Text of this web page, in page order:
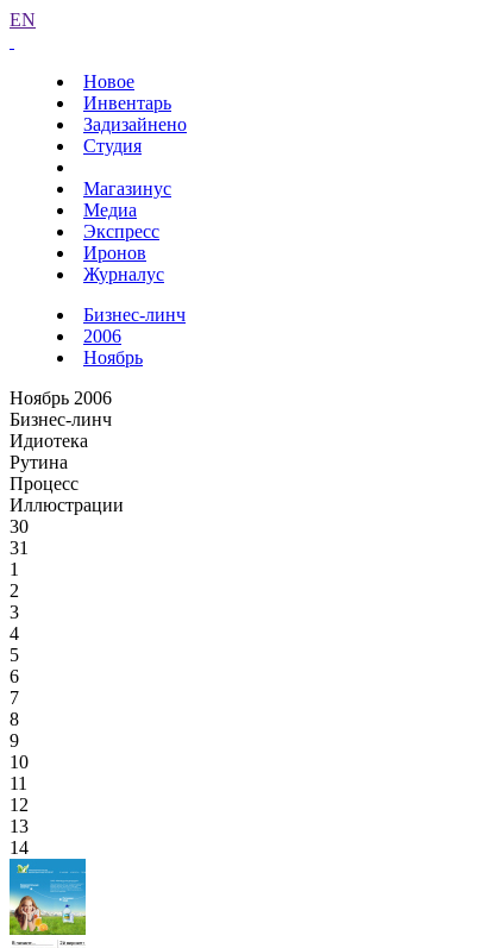
EN
Новое
Инвентарь
Задизайнено
Студия
Магазинус
Медиа
Экспресс
Иронов
Журналус
Бизнес-линч
2006
Ноябрь
Ноябрь 2006
Бизнес-линч
Идиотека
Рутина
Процесс
Иллюстрации
30
31
1
2
3
4
5
6
7
8
9
10
11
12
13
14